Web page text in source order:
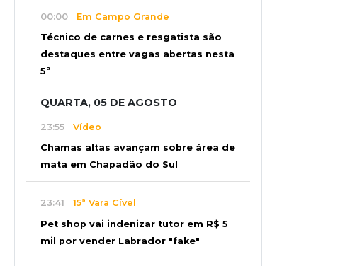
00:00 Em Campo Grande
Técnico de carnes e resgatista são
destaques entre vagas abertas nesta
5ª
QUARTA, 05 DE AGOSTO
23:55 Vídeo
Chamas altas avançam sobre área de
mata em Chapadão do Sul
23:41 15ª Vara Cível
Pet shop vai indenizar tutor em R$ 5
mil por vender Labrador "fake"